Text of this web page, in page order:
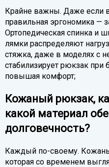
Крайне важны. Даже если
правильная эргономика —
Ортопедическая спинка и
лямки распределяют
стяжка, даже в моделях с
стабилизирует рюкзак при
повышая комфорт;
Кожаный рюкзак,
какой материал
долговечность?
Каждый по-своему.
которая со временем